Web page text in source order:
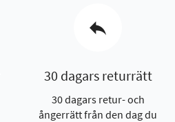
30 dagars returrätt
30 dagars retur- och
ångerrätt från den dag du